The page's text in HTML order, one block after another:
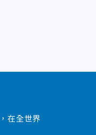
在全世界